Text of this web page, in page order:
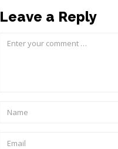
Leave a Reply